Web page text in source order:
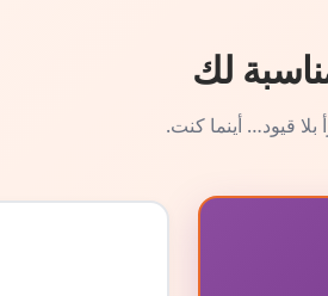
لك
قيود… أينما كنت.